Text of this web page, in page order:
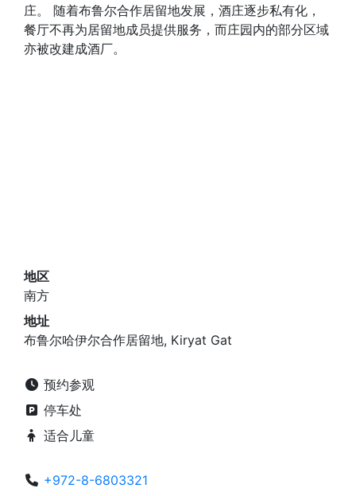
庄。 随着布鲁尔合作居留地发展，酒庄逐步私有化，
餐厅不再为居留地成员提供服务，而庄园内的部分区域
亦被改建成酒厂。
地区
南方
地址
布鲁尔哈伊尔合作居留地, Kiryat Gat
预约参观
停车处
适合儿童
+972-8-6803321